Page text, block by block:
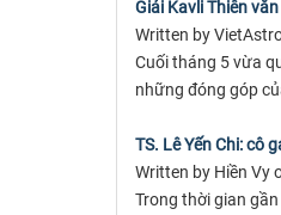
Giải Kavli Thiên
Written by
Cuối tháng 5 vừa
những đóng góp
TS. Lê Yến Chi: cô
Written by Hiền Vy
Trong thời gian